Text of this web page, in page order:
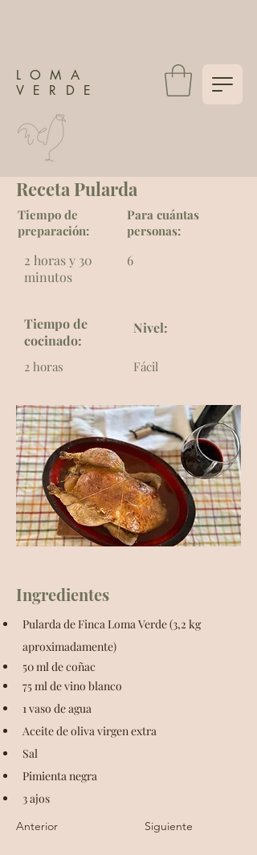
LOMA
VERDE
Receta Pularda
Tiempo de
preparación:
2 horas y 30
minutos
Para cuántas
personas:
6
Tiempo de
cocinado:
2 horas
Nivel:
Fácil
Ingredientes
Pularda de Finca Loma Verde (3,2 kg
aproximadamente)
50 ml de coñac
75 ml de vino blanco
1 vaso de agua
Aceite de oliva virgen extra
Sal
Pimienta negra
3 ajos
2 cucharadas de vinagre
Anterior Siguiente